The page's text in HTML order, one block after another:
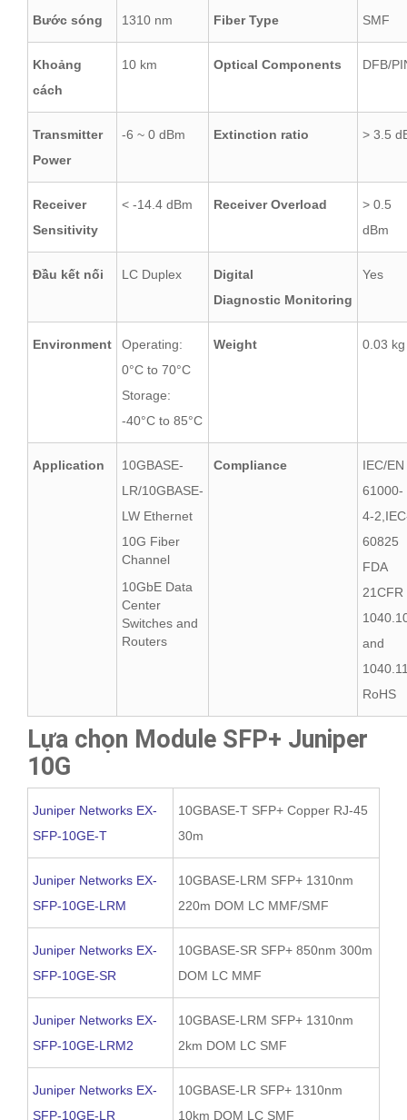
Bước sóng 1310 nm Fiber Type SMF
Khoảng
cách
10 km Optical Components DFB/
Transmitter
Power
-6 ~ 0 dBm Extinction ratio > 3.5
Receiver
Sensitivity
< -14.4 dBm Receiver Overload
> 0.5
dBm
Đầu kết nối LC Duplex
Digital
Diagnostic Monitoring
Yes
Environment
Operating:
0°C to 70°C
Storage:
-40°C to 85°C
Weight 0.03 kg
Application
10GBASE-
LR/10GBASE-
LW Ethernet
10G Fiber
Channel
10GbE Data
Center
Switches and
Routers
Compliance
IEC/EN
61000-
4-
60825
FDA
21CFR
and
RoHS
Lựa chọn Module SFP+ Juniper
10G
Juniper Networks EX-
SFP-10GE-T
10GBASE-T SFP+ Copper RJ-45
30m
Juniper Networks EX-
SFP-10GE-LRM
10GBASE-LRM SFP+ 1310nm
220m DOM LC MMF/SMF
Juniper Networks EX-
SFP-10GE-SR
10GBASE-SR SFP+ 850nm 300m
DOM LC MMF
Juniper Networks EX-
SFP-10GE-LRM2
10GBASE-LRM SFP+ 1310nm
2km DOM LC SMF
Juniper Networks EX-
SFP-10GE-LR
10GBASE-LR SFP+ 1310nm
10km DOM LC SMF